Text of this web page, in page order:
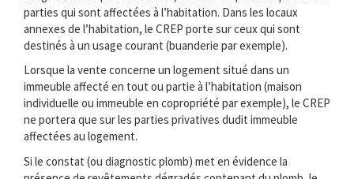
parties qui sont affectées à l’habitation. Dans les locaux
annexes de l’habitation, le CREP porte sur ceux qui sont
destinés à un usage courant (buanderie par exemple).
Lorsque la vente concerne un logement situé dans un
immeuble affecté en tout ou partie à l’habitation (maison
individuelle ou immeuble en copropriété par exemple), le CREP
ne portera que sur les parties privatives dudit immeuble
affectées au logement.
Si le constat (ou diagnostic plomb) met en évidence la